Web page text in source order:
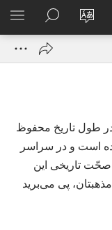
زبان
را
ورود
باز
JW.ORG
جستجو
طول تاریخ محفوظ
است و در سراسر
تاریخی این
پی می‌برید